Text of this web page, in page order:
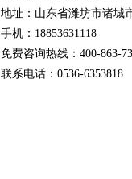
地址：山东省潍坊市诸城
手机：18853631118
免费咨询热线：400-863-
联系电话：0536-6353818